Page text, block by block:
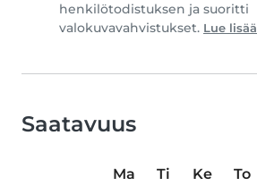
henkilötodistuksen ja suoritti
valokuvavahvistukset. Lue lisää
Saatavuus
Ma Ti Ke To